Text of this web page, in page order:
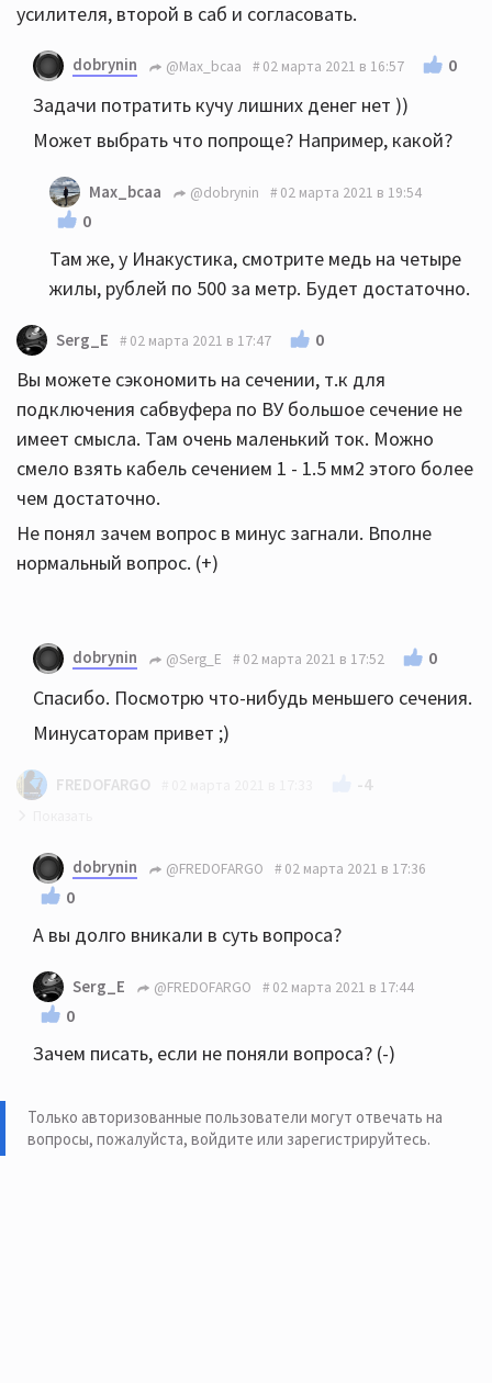
усилителя, второй в саб и согласовать.
dobrynin @Max_bcaa 02 марта 2021 в 16:57 0
Задачи потратить кучу лишних денег нет ))
Может выбрать что попроще? Например, какой?
Max_bcaa @dobrynin 02 марта 2021 в 19:54
0
Там же, у Инакустика, смотрите медь на четыре
жилы, рублей по 500 за метр. Будет достаточно.
Serg_E 02 марта 2021 в 17:47 0
Вы можете сэкономить на сечении, т.к для
подключения сабвуфера по ВУ большое сечение не
имеет смысла. Там очень маленький ток. Можно
смело взять кабель сечением 1 - 1.5 мм2 этого более
чем достаточно.
Не понял зачем вопрос в минус загнали. Вполне
нормальный вопрос. (+)
dobrynin @Serg_E 02 марта 2021 в 17:52 0
Спасибо. Посмотрю что-нибудь меньшего сечения.
Минусаторам привет ;)
FREDOFARGO -4
какой кабель выбрать для подключения сабвуфера
- кабель для подключения сабвуфера или вы по
hdmi пробуете ?
dobrynin @FREDOFARGO 02 марта 2021 в 17:36
0
А вы долго вникали в суть вопроса?
Serg_E @FREDOFARGO 02 марта 2021 в 17:44
0
Зачем писать, если не поняли вопроса? (-)
Только авторизованные пользователи могут отвечать на
вопросы, пожалуйста, войдите или зарегистрируйтесь.